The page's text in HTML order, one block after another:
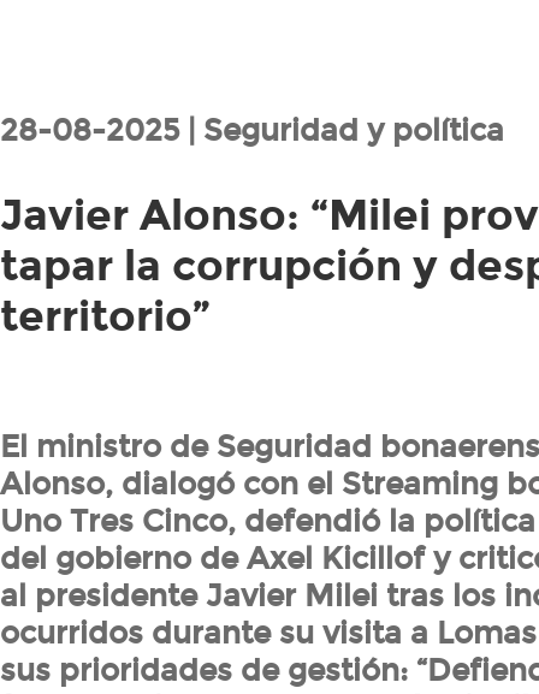
28-08-2025 | Seguridad y política
Javier Alonso: “Milei
tapar la corrupción y
territorio”
El ministro de Seguridad
Alonso, dialogó con el Streaming
Uno Tres Cinco, defendió la
del gobierno de Axel Kicillof y
al presidente Javier Milei tras los
ocurridos durante su visita a
sus prioridades de gestión: